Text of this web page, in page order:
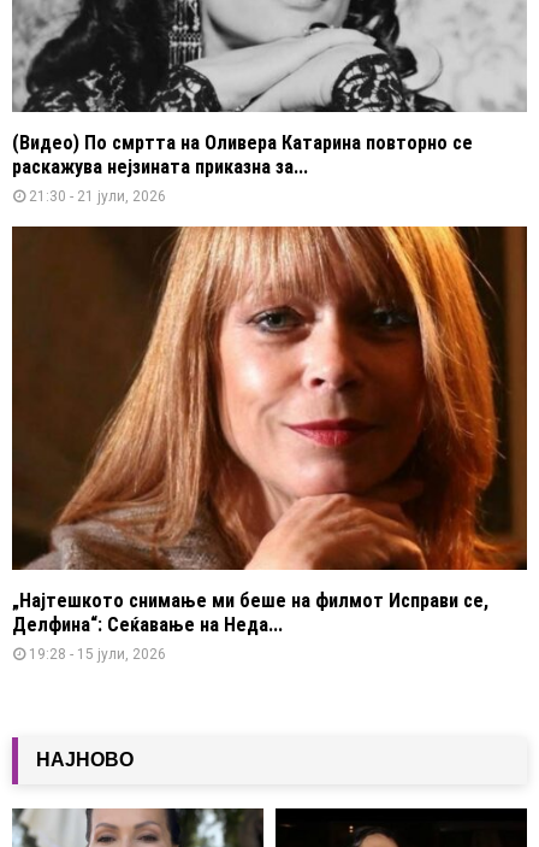
(Видео) По смртта на Оливера Катарина повторно се
раскажува нејзината приказна за...
21:30 - 21 јули, 2026
„Најтешкото снимање ми беше на филмот Исправи се,
Делфина“: Сеќавање на Неда...
19:28 - 15 јули, 2026
НАЈНОВО